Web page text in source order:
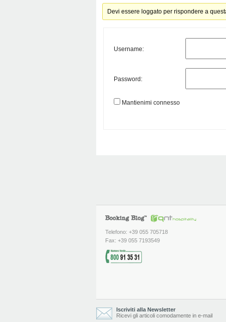
Devi essere loggato per rispondere a
Username:
Password:
Mantienimi connesso
Telefono: +39 055 705718
Fax: +39 055 7193549
Iscriviti alla Newsletter
Ricevi gli articoli comodamente in e-mail